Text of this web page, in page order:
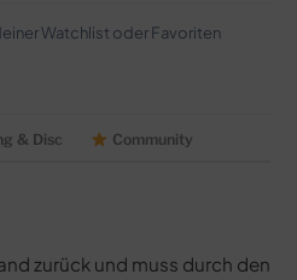
Watchlist oder Favoriten
& Disc Community
zurück und muss durch den